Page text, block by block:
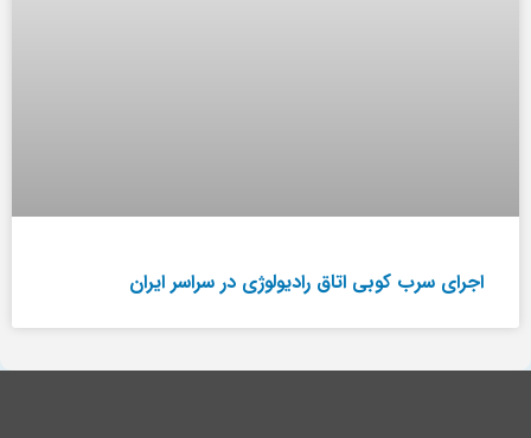
اجرای سرب کوبی اتاق رادیولوژی در سراسر ایران